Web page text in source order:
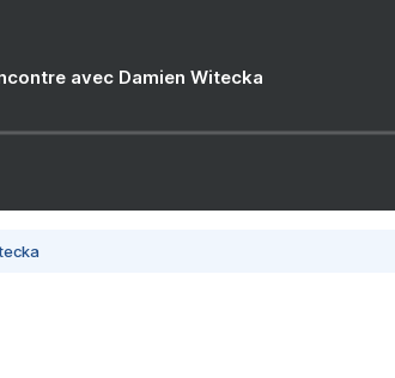
avec Damien Witecka